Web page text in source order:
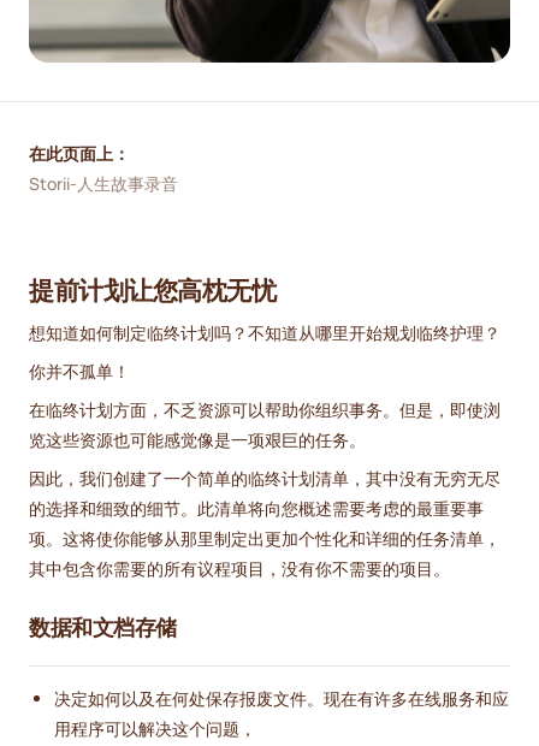
在此页面上：
Storii-人生故事录音
提前计划让您高枕无忧
想知道如何制定临终计划吗？不知道从哪里开始规划临终护理？
你并不孤单！
在临终计划方面，不乏资源可以帮助你组织事务。但是，即使浏
览这些资源也可能感觉像是一项艰巨的任务。
因此，我们创建了一个简单的临终计划清单，其中没有无穷无尽
的选择和细致的细节。此清单将向您概述需要考虑的最重要事
项。这将使你能够从那里制定出更加个性化和详细的任务清单，
其中包含你需要的所有议程项目，没有你不需要的项目。
数据和文档存储
决定如何以及在何处保存报废文件。现在有许多在线服务和应
用程序可以解决这个问题，